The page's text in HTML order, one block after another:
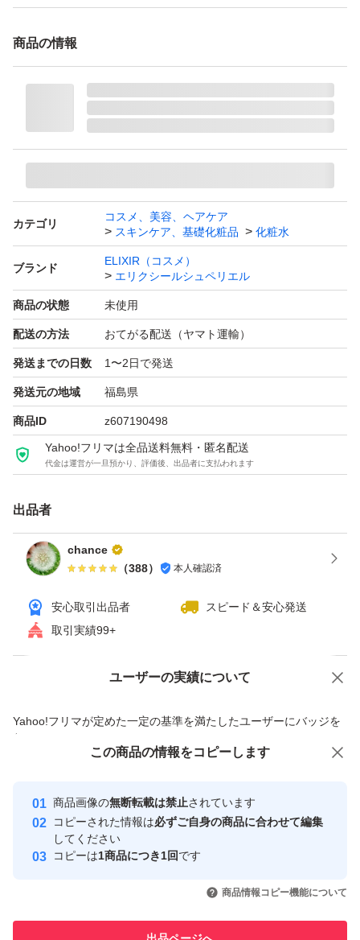
ただきます。
ネコポスにて発送予定です。
エリクシール シュペリエル リフトモイスト ローション S
P（II しっとり）詰替用/150ml
ブランド：ELIXIR（コスメ） エリクシールシュペリエル
商品の情報
カテゴリ
コスメ、美容、ヘアケア
スキンケア、基礎化粧品
化粧水
ブランド
ELIXIR（コスメ）
エリクシールシュペリエル
商品の状態 未使用
配送の方法 おてがる配送（ヤマト運輸）
発送までの日数 1〜2日で発送
発送元の地域 福島県
商品ID z607190498
Yahoo!フリマは全品送料無料・匿名配送
代金は運営が一旦預かり、評価後、出品者に支払われます
出品者
chance
（388） 本人確認済
安心取引出品者
スピード＆安心発送
取引実績99+
ユーザーの実績について
Yahoo!フリマが定めた一定の基準を満たしたユーザーにバッジを
付与しています
安心取引出品者
心・安全なユーザーです
取引実績
引を完了させた実績があります
価格の相談 商品への質問
この商品の情報をコピーします
商品画像の無断転載は禁止されています
コピーされた情報は必ずご自身の商品に合わせて編集
してください
コピーは1商品につき1回です
商品情報コピー機能について
この商品をみている人にオススメ